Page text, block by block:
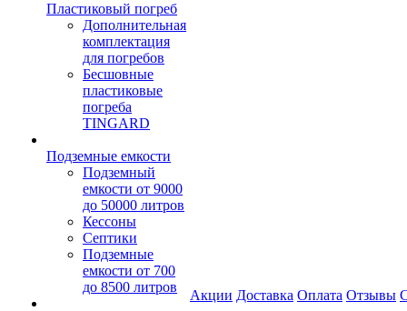
Пластиковый погреб
Дополнительная
комплектация
для погребов
Бесшовные
пластиковые
погреба
TINGARD
Подземные емкости
Подземный
емкости от 9000
до 50000 литров
Кессоны
Септики
Подземные
емкости от 700
до 8500 литров
Акции Доставка Оплата Отзывы